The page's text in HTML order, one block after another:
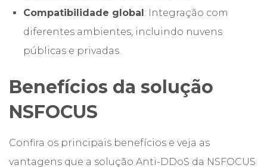
Compatibilidade global: Integração com
diferentes ambientes, incluindo nuvens
públicas e privadas.
Benefícios da solução
NSFOCUS
Confira os principais benefícios e veja as
vantagens que a solução Anti-DDoS da NSFOCUS